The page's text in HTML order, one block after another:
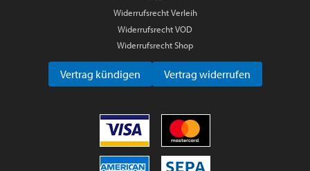
Widerrufsrecht Verleih
Widerrufsrecht VOD
Widerrufsrecht Shop
Vertrag kündigen Vertrag widerrufen